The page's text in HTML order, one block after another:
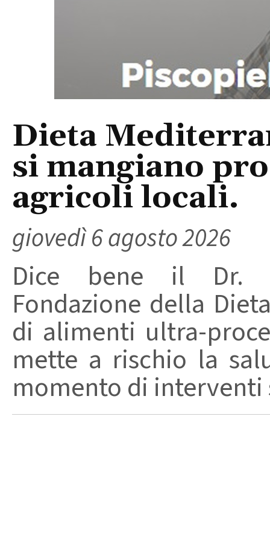
Dieta
si mangiano
agricoli locali.
giovedì 6 agosto 2026
Dice bene il Dr.
Fondazione della
di alimenti ultra-
mette a rischio la
momento di